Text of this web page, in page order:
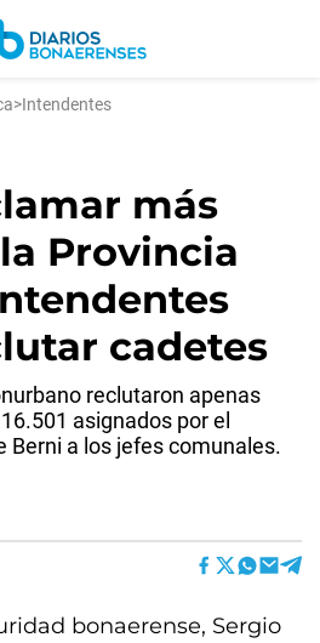
>Intendentes
más
Provincia
cadetes
reclutaron apenas
asignados por el
Berni a los jefes comunales.
bonaerense, Sergio